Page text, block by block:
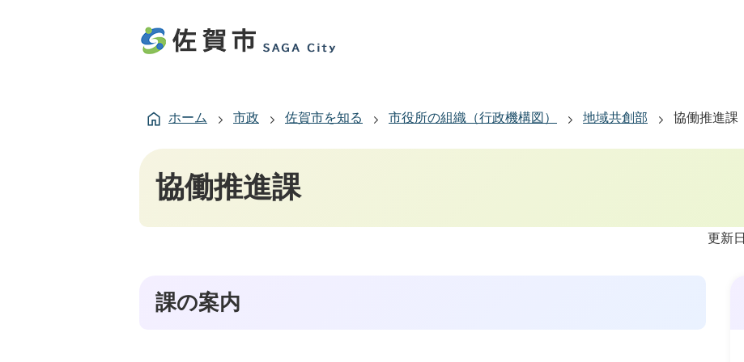
ホーム 市政 佐賀市を知る 市役所の組織（行政機構図） 地域共創部 協働推進課
協働推進課
更新
課の案内